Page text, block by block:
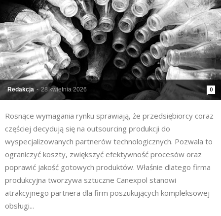
Redakcja - 28 kwietnia 2026 0
Rosnące wymagania rynku sprawiają, że przedsiębiorcy coraz
częściej decydują się na outsourcing produkcji do
wyspecjalizowanych partnerów technologicznych. Pozwala to
ograniczyć koszty, zwiększyć efektywność procesów oraz
poprawić jakość gotowych produktów. Właśnie dlatego firma
produkcyjna tworzywa sztuczne Canexpol stanowi
atrakcyjnego partnera dla firm poszukujących kompleksowej
obsługi...